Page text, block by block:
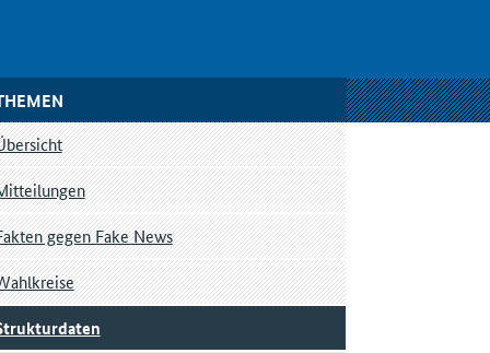
gegen Fake News